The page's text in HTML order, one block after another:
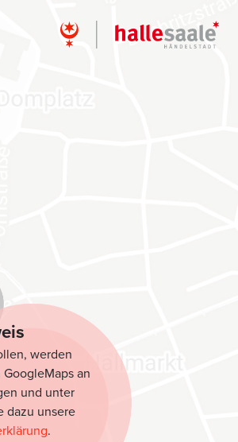
werden
an
und unter
dazu unsere
.